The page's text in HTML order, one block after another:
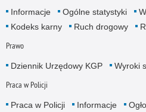
Informacje Ogólne statystyki
Kodeks karny
Ruch drogowy
Prawo
Dziennik Urzędowy KGP Wyroki
Praca w Policji
Praca w Policji Informacje